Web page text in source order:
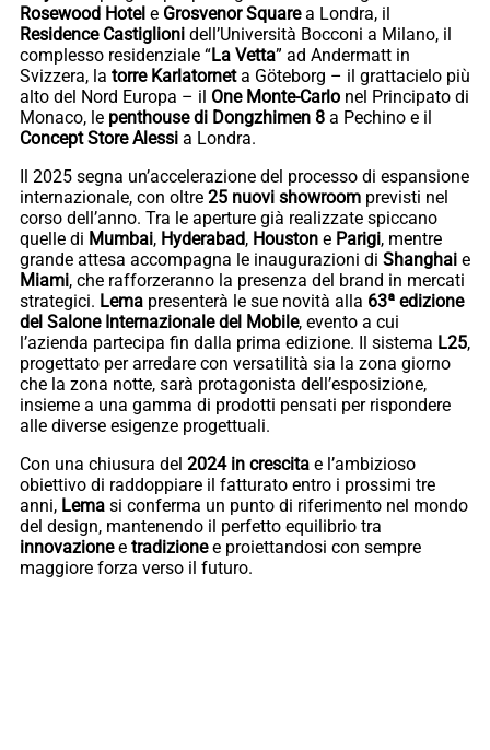
Rosewood Hotel e Grosvenor Squarea Londra, il
Residence Castiglioni dell’Università Bocconi a Milano, il
complesso residenziale “La Vetta” ad Andermatt in
Svizzera, la torre Karlatorneta Göteborg – il grattacielo più
alto del Nord Europa – il One Monte-Carlo nel Principato di
Monaco, le penthouse di Dongzhimen 8 a Pechino e il
Concept Store Alessi a Londra.
Il 2025 segna un’accelerazione del processo di espansione
internazionale, con oltre 25 nuovi showroom previsti nel
corso dell’anno. Tra le aperture già realizzate spiccano
quelle di Mumbai, Hyderabad, Houston e Parigi, mentre
grande attesa accompagna le inaugurazioni di Shanghai e
Miami, che rafforzeranno la presenza del brand in mercati
strategici. Lema presenterà le sue novità alla 63ª edizione
del Salone Internazionale del Mobile, evento a cui
l’azienda partecipa fin dalla prima edizione. Il sistema L25,
progettato per arredare con versatilità sia la zona giorno
che la zona notte, sarà protagonista dell’esposizione,
insieme a una gamma di prodotti pensati per rispondere
alle diverse esigenze progettuali.
Con una chiusura del 2024 in crescita e l’ambizioso
obiettivo di raddoppiare il fatturato entro i prossimi tre
anni, Lema si conferma un punto di riferimento nel mondo
del design, mantenendo il perfetto equilibrio tra
innovazionee tradizionee proiettandosi con sempre
maggiore forza verso il futuro.